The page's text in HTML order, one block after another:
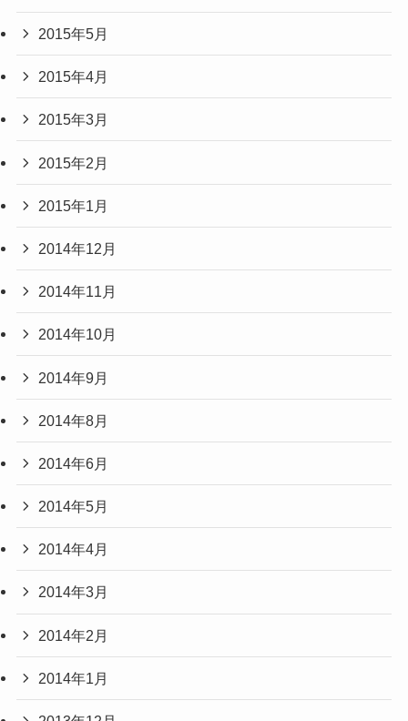
2015年5月
2015年4月
2015年3月
2015年2月
2015年1月
2014年12月
2014年11月
2014年10月
2014年9月
2014年8月
2014年6月
2014年5月
2014年4月
2014年3月
2014年2月
2014年1月